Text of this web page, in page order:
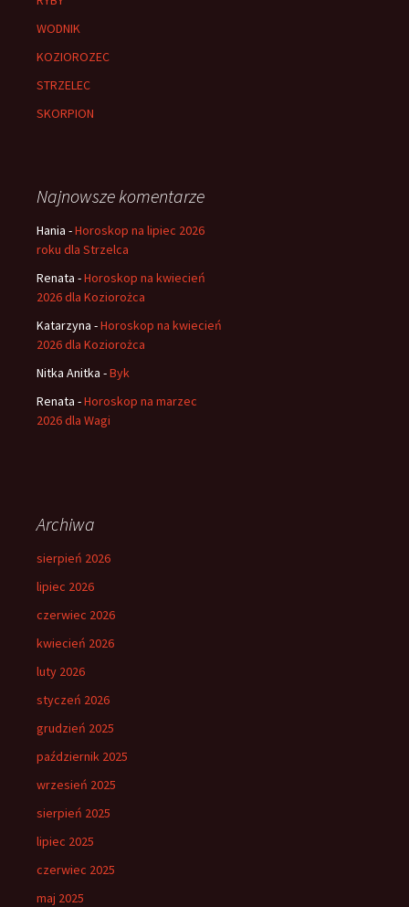
WODNIK
KOZIOROZEC
STRZELEC
SKORPION
Najnowsze komentarze
Hania -Horoskop na lipiec 2026
roku dla Strzelca
Renata -Horoskop na kwiecień
2026 dla Koziorożca
Katarzyna -Horoskop na kwiecień
2026 dla Koziorożca
Nitka Anitka -Byk
Renata -Horoskop na marzec
2026 dla Wagi
Archiwa
sierpień 2026
lipiec 2026
czerwiec 2026
kwiecień 2026
luty 2026
styczeń 2026
grudzień 2025
październik 2025
wrzesień 2025
sierpień 2025
lipiec 2025
czerwiec 2025
maj 2025